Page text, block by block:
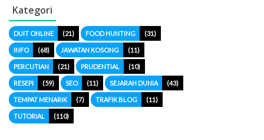
Kategori
DUIT ONLINE (21) FOOD HUNTING (31)
INFO (68) JAWATAN KOSONG (11)
PERCUTIAN (21) PRUDENTIAL (10)
RESEPI (59) SEO (11) SEJARAH DUNIA (43)
TEMPAT MENARIK (7) TRAFIK BLOG (11)
TUTORIAL (110)